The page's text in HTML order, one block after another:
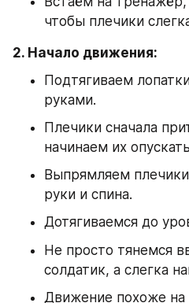
чтобы плечики
2. Начало движения:
Подтягиваем
руками.
Плечики сначала
начинаем их
Выпрямляем
руки и спина.
Дотягиваемся до
Не просто тянемся
солдатик, а слегка
Движение похоже на